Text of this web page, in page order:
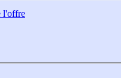
l'offre